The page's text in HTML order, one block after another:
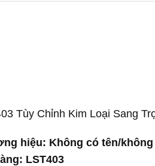
Tùy Chỉnh Kim Loại Sang
hiệu: Không có tên/
LST403